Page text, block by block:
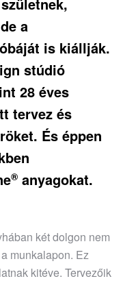
a
is kiállják.
stúdió
28 éves
tervez és
És éppen
® anyagokat.
két dolgon nem
munkalapon. Ez
kitéve. Tervezőik